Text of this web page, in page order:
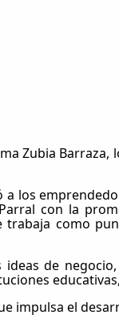
Barraza,
los
con la
como
de
impulsa el